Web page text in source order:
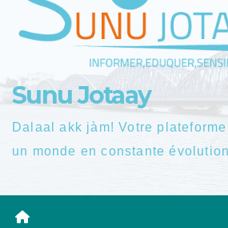
Sunu Jotaay
Dalaal akk jàm! Votre
un monde en constante